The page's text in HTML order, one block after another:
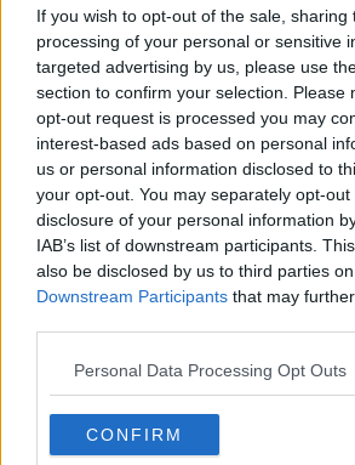
If you wish to opt-out of the sale, sharing
processing of your personal or sensitive
targeted advertising by us, please use
section to confirm your selection. Please
opt-out request is processed you may
interest-based ads based on personal
us or personal information disclosed to
your opt-out. You may separately opt-
disclosure of your personal information
IAB’s list of downstream participants.
also be disclosed by us to third parties
Downstream Participants that may
Personal Data Processing Opt Outs
CONFIRM
soldi consegnandoli alla marescialla che nel
appunti. Il capufficio che fino a quel
sornione e un po’ defilato si scusò per la
poi disse:“…signorina non so le sue
che può apparire chiaro un ragazzo del
denuncia, si sposa.”
I carabinieri fecero delle indagini e
Gli parlarono cercando di capire, senza
del suo comportamento. Compresero che
giovane lavoratore portuale anche
bell’aspetto, ma con un romanticismo
il permesso di parlargli dichiarandogli
conoscerla invitandola a cena
Il ragazzo deluso rispose:
poesia al mio amore”.